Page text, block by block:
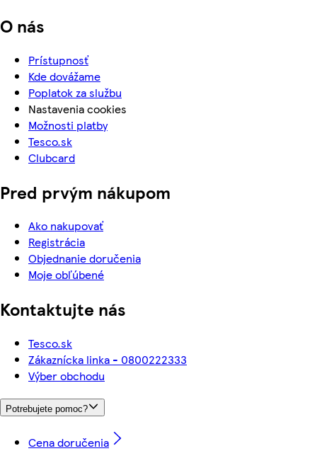
O nás
Prístupnosť
Kde dovážame
Poplatok za službu
Nastavenia cookies
Možnosti platby
Tesco.sk
Clubcard
Pred prvým nákupom
Ako nakupovať
Registrácia
Objednanie doručenia
Moje obľúbené
Kontaktujte nás
Tesco.sk
Zákaznícka linka - 0800222333
Výber obchodu
Potrebujete pomoc?
Cena doručenia